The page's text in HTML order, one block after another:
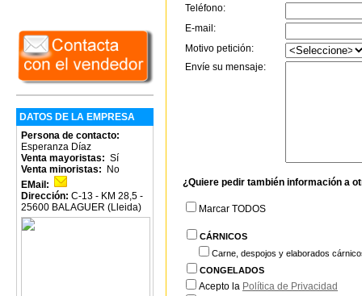
DATOS DE LA EMPRESA
Persona de contacto:
Esperanza Díaz
Venta mayoristas: Sí
Venta minoristas: No
EMail:
Dirección: C-13 - KM 28,5 -
25600 BALAGUER (Lleida)
Teléfono:
E-mail:
Motivo petición:
Envíe su mensaje:
¿Quiere pedir también información a
Marcar TODOS
CÁRNICOS
Carne, despojos y elaborados
CONGELADOS
Acepto la Política de Privacidad